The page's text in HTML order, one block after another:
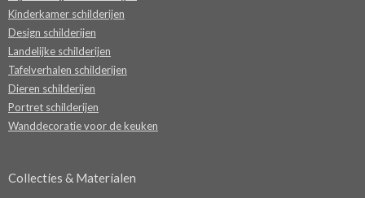
Kinderkamer schilderijen
Design schilderijen
Landelijke schilderijen
Tafelverhalen schilderijen
Dieren schilderijen
Portret schilderijen
Wanddecoratie voor de keuken
Collecties & Materialen